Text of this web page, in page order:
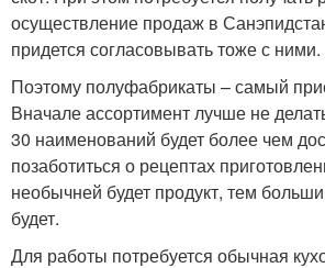
осуществление продаж в
придется согласовывать тоже с ними.
Поэтому полуфабрикаты – самый
Вначале ассортимент лучше не
30 наименований будет более чем
позаботиться о рецептах
необычней будет продукт, тем
будет.
Для работы потребуется обычная